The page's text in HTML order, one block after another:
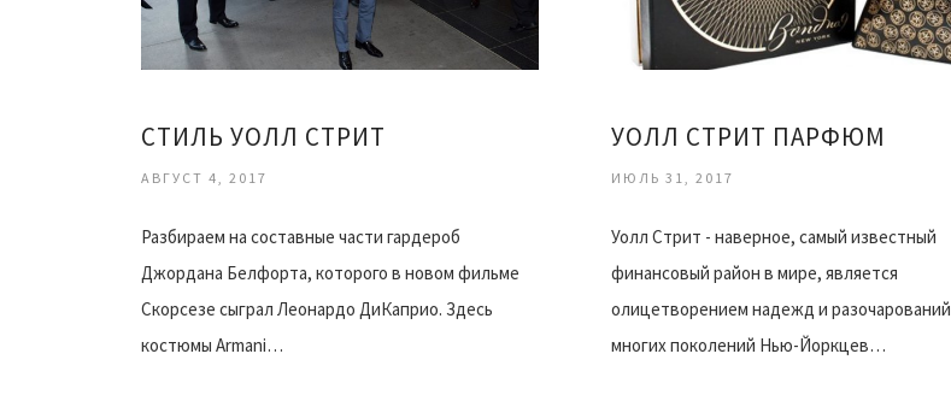
СТИЛЬ УОЛЛ СТРИТ
АВГУСТ 4, 2017
Разбираем на составные части гардероб
Джордана Белфорта, которого в новом фильме
Скорсезе сыграл Леонардо ДиКаприо. Здесь
костюмы Armani…
УОЛЛ СТРИТ ПАРФЮМ
ИЮЛЬ 31, 2017
Уолл Стрит - наверное, самый известный
финансовый район в мире, является
олицетворением надежд и разочарований
многих поколений Нью-Йоркцев…